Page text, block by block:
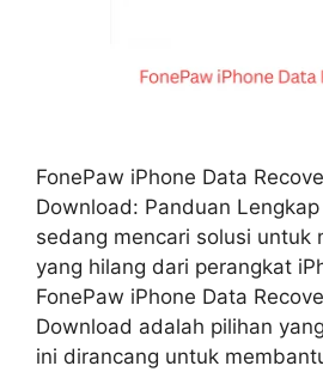
FonePaw iPhone Data
Download: Panduan
sedang mencari solusi untuk
yang hilang dari perangkat
FonePaw iPhone Data
Download adalah pilihan
ini dirancang untuk